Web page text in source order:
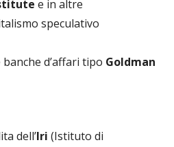
e in altre
speculativo
d’affari tipo Goldman
dell’Iri (Istituto di